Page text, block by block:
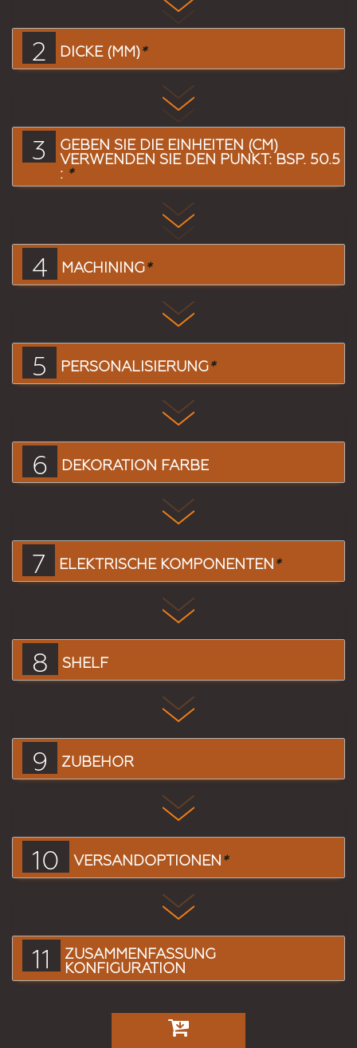
2 DICKE (MM)*
3
GEBEN SIE DIE EINHEITEN (CM)
VERWENDEN SIE DEN PUNKT: BSP. 50.5
: *
4 MACHINING*
5 PERSONALISIERUNG*
6 DEKORATION FARBE
7 ELEKTRISCHE KOMPONENTEN*
8 SHELF
9 ZUBEHÖR
10 VERSANDOPTIONEN*
11
ZUSAMMENFASSUNG
KONFIGURATION